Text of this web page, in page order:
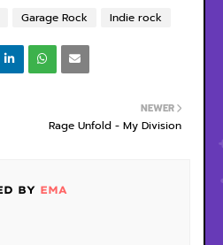
Garage Rock Indie rock
NEWER
Rage Unfold - My Division
BY EMA